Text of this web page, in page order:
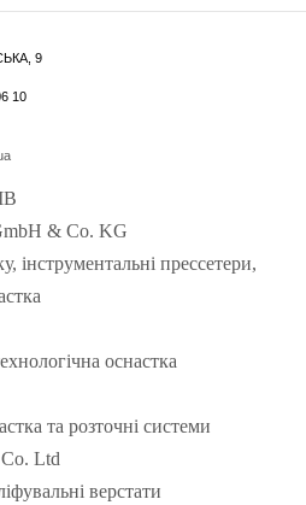
9
10
& Co. KG
інструментальні прессетери,
оснастка
та розточні системи
Ltd
верстати